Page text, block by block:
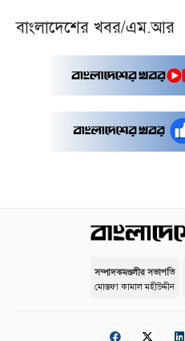
বাংলাদেশের খবর/এম.আর
সম্পাদকমণ্ডলীর সভাপতি
মোস্তফা কামাল মহীউদ্দীন